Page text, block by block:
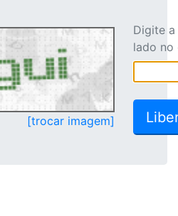
[trocar imagem]
Digite
lado no